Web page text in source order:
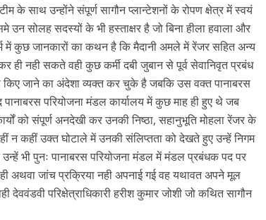
के साथ उन्होंने संपूर्ण सागौन प्लान्टेशनों के रोपण क्षेत्र में स्वयं
उन सोलह सदस्यों के भी हस्ताक्षर है जो बिना हीला हवाला और
में कुछ जानकारों का कथन है कि मैदानी अमले में रेंजर सहित अन्य
ही नही सकते वही कुछ कर्मी दबी जुबान से पूर्व सेवानिवृत प्रबंध
जाने का अंदेशा व्यक्त कर चुके है जबकि उस वक्त पानाबरस
परियोजना मंडल कार्यालय में कुछ माह ही हुए थे जब
को संपूर्ण अनदेखी कर उनकी निष्ठा, सहानुभूति मोहला रेंजर के
न कहीं उक्त घोटाले में उनकी संलिप्तता को देखते हुए उन्हें निगम
भी पुनः पानाबरस परियोजना मंडल में मंडल प्रबंधक पद पर
अथवा जांच प्रक्रिया नही अपनाई गई वह यथावत अपने मूल
परिक्षेत्राधिकारी हरीश कुमार जोशी जो कथित सागौन